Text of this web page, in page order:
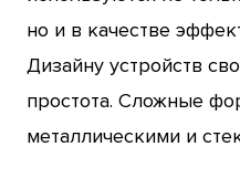
но и в качестве
Дизайну устройств
простота. Сложные
металлическими и